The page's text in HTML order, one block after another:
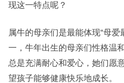
现这一特点呢？
属牛的母亲们是最能体现“母爱
一，牛年出生的母亲们性格温
总是充满耐心和爱心，她们愿
望孩子能够健康快乐地成长。